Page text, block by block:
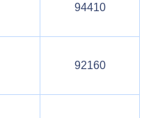
94410
92160